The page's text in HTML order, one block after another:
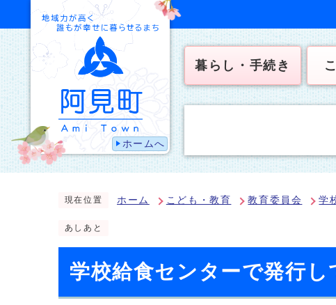
ホームへ
暮らし・手続き
現在位置 ホーム こども・教育 教育委員会 学
あしあと
学校給食センターで発行